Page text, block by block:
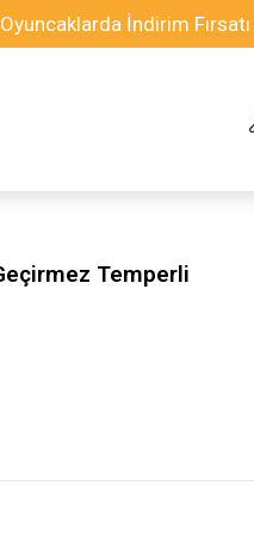
İndirim Fırsatı
Temperli